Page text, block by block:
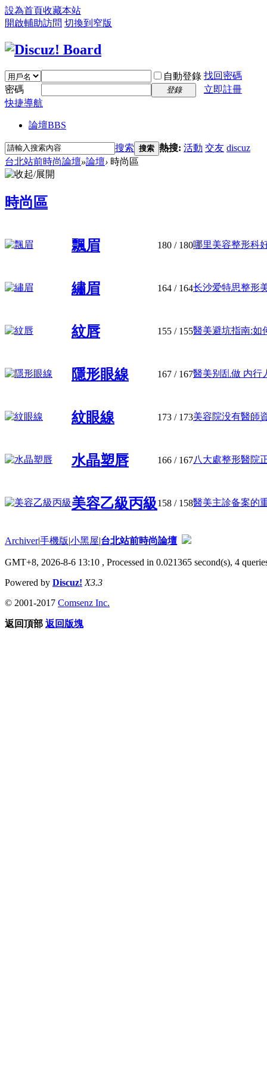
設為首頁收藏本站
開啟輔助訪問 切換到窄版
自動登錄 找回密碼
密碼
登錄
立即註冊
快捷導航
論壇BBS
搜索 搜索 熱搜: 活動 交友 discuz
台北站前時尚論壇»論壇› 時尚區
時尚區
飄眉 180 / 180哪里美容整形科
繡眉 164 / 164长沙爱特思整形
紋唇 155 / 155醫美避坑指南:如
隱形眼線 167 / 167醫美别乱做 内行
紋眼線 173 / 173美容院没有醫師
水晶塑唇 166 / 167八大處整形醫院
美容乙級丙級158 / 158醫美主診备案的
Archiver|手機版|小黑屋|台北站前時尚論壇
GMT+8, 2026-8-6 13:10 , Processed in 0.021365 second(s), 4
Powered by Discuz! X3.3
© 2001-2017 Comsenz Inc.
返回頂部 返回版塊